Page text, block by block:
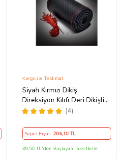
Siyah Kırmızı Dikiş
Direksiyon Kılıfı Deri Dikişli
Direksiyon Kılıf Kokusuz Kılıf
(4)
Kargo ile Teslimat
Sepet Fiyatı206,10 TL
39,50 TL'den Başlayan Taksitlerle